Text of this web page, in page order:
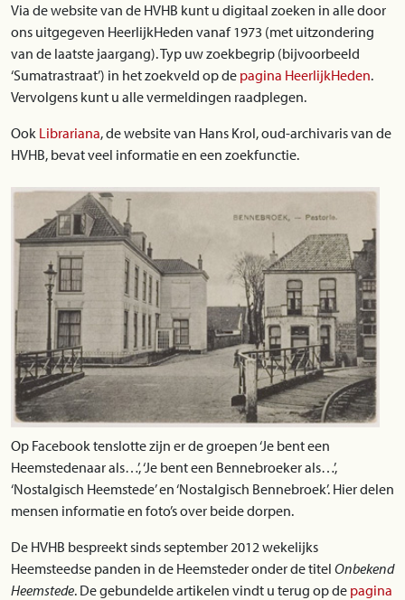
Via de website van de HVHB kunt u digitaal zoeken in alle door
ons uitgegeven HeerlijkHeden vanaf 1973 (met uitzondering
van de laatste jaargang). Typ uw zoekbegrip (bijvoorbeeld
‘Sumatrastraat’) in het zoekveld op de pagina HeerlijkHeden.
Vervolgens kunt u alle vermeldingen raadplegen.
Ook Librariana, de website van Hans Krol, oud-archivaris van de
HVHB, bevat veel informatie en een zoekfunctie.
Op Facebook tenslotte zijn er de groepen ‘Je bent een
Heemstedenaar als…’, ‘Je bent een Bennebroeker als…’,
‘Nostalgisch Heemstede’ en ‘Nostalgisch Bennebroek’. Hier delen
mensen informatie en foto’s over beide dorpen.
De HVHB bespreekt sinds september 2012 wekelijks
Heemsteedse panden in de Heemsteder onder de titel Onbekend
Heemstede. De gebundelde artikelen vindt u terug op de pagina